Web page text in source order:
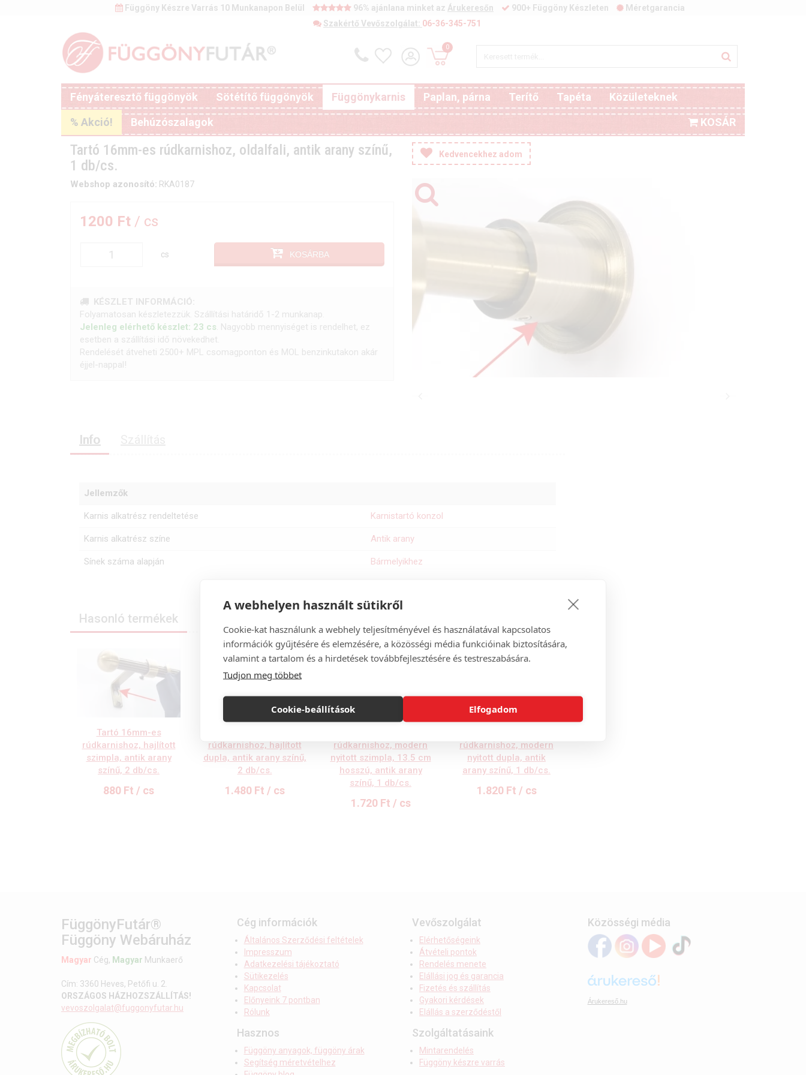
A webhelyen használt sütikről
Cookie-kat használunk a webhely teljesítményével és használatával kapcsolatos
információk gyűjtésére és elemzésére, a közösségi média funkcióinak biztosítására,
valamint a tartalom és a hirdetések továbbfejlesztésére és testreszabására.
Tudjon meg többet
Cookie-beállítások Elfogadom
Függöny Készre Varrás 10 Munkanapon Belül 96% ajánlana minket az Árukeresőn 900+ Függöny Készleten
Méretgarancia
Szakértő Vevőszolgálat: 06-36-345-751
0
Fényáteresztő függönyök Sötétítő függönyök Függönykarnis Paplan, párna Terítő Tapéta
Közületeknek
% Akció!
Behúzószalagok KOSÁR
Tartó 16mm-es rúdkarnishoz, oldalfali, antik arany színű,
1 db/cs.
Kedvencekhez adom
Webshop azonosító: RKA0187
1200 Ft / cs
cs KOSÁRBA
KÉSZLET INFORMÁCIÓ:
Folyamatosan készletezzük. Szállítási határidő 1-2 munkanap.
Jelenleg elérhető készlet: 23 cs . Nagyobb mennyiséget is rendelhet, ez
esetben a szállítási idő növekedhet.
Rendelését átveheti 2500+ MPL csomagponton és MOL benzinkutakon akár
éjjel-nappal!
Info
Jellemzők
Karnis alkatrész rendeltetése Karnistartó konzol
Karnis alkatrész színe Antik arany
Sínek száma alapján Bármelyikhez
Hasonló termékek
Tartó 16mm-es
rúdkarnishoz, hajlított
szimpla, antik arany
színű, 2 db/cs.
880 Ft / cs
rúdkarnishoz, hajlított
dupla, antik arany színű,
2 db/cs.
1.480 Ft / cs
rúdkarnishoz, modern
nyitott szimpla, 13.5 cm
hosszú, antik arany
színű, 1 db/cs.
1.720 Ft / cs
rúdkarnishoz, modern
nyitott dupla, antik
arany színű, 1 db/cs.
1.820 Ft / cs
FüggönyFutár®
Függöny Webáruház
Magyar Cég, Magyar Munkaerő
Cím: 3360 Heves, Petőfi u. 2.
ORSZÁGOS HÁZHOZSZÁLLÍTÁS!
vevoszolgalat@fuggonyfutar.hu
Cég információk
Általános Szerződési feltételek
Impresszum
Adatkezelési tájékoztató
Sütikezelés
Kapcsolat
Előnyeink 7 pontban
Rólunk
Hasznos
Függöny anyagok, függöny árak
Segítség méretvételhez
Vevőszolgálat
Elérhetőségeink
Átvételi pontok
Rendelés menete
Elállási jog és garancia
Fizetés és szállítás
Gyakori kérdések
Elállás a szerződéstől
Szolgáltatásaink
Mintarendelés
Függöny készre varrás
Közösségi média
Árukereső.hu